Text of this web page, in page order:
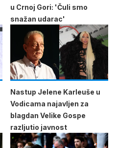
u Crnoj Gori: 'Čuli smo
snažan udarac'
Nastup Jelene Karleuše u
Vodicama najavljen za
blagdan Velike Gospe
razljutio javnost